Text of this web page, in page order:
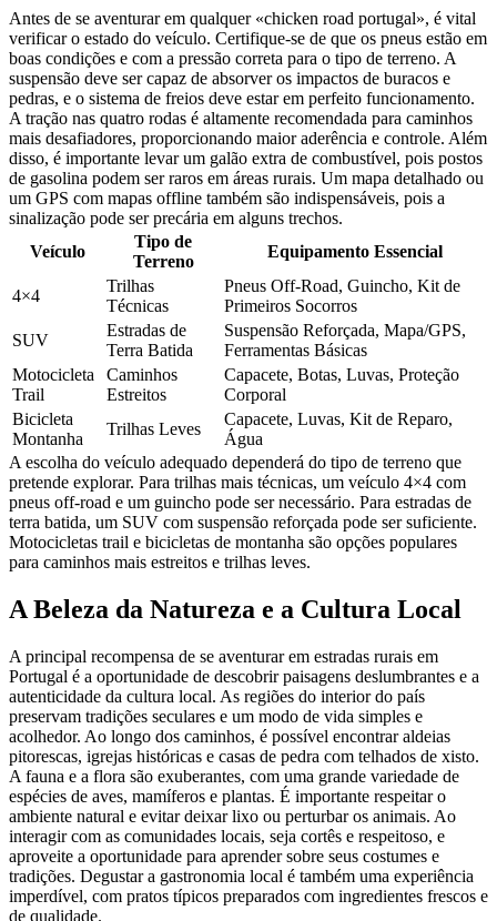
Antes de se aventurar em qualquer «chicken road portugal», é vital
verificar o estado do veículo. Certifique-se de que os pneus estão em
boas condições e com a pressão correta para o tipo de terreno. A
suspensão deve ser capaz de absorver os impactos de buracos e
pedras, e o sistema de freios deve estar em perfeito funcionamento.
A tração nas quatro rodas é altamente recomendada para caminhos
mais desafiadores, proporcionando maior aderência e controle. Além
disso, é importante levar um galão extra de combustível, pois postos
de gasolina podem ser raros em áreas rurais. Um mapa detalhado ou
um GPS com mapas offline também são indispensáveis, pois a
sinalização pode ser precária em alguns trechos.
Veículo
Tipo de
Terreno
Equipamento Essencial
4×4
Trilhas
Técnicas
Pneus Off-Road, Guincho, Kit de
Primeiros Socorros
SUV
Estradas de
Terra Batida
Suspensão Reforçada, Mapa/GPS,
Ferramentas Básicas
Motocicleta
Trail
Caminhos
Estreitos
Capacete, Botas, Luvas, Proteção
Corporal
Bicicleta
Montanha
Trilhas Leves
Capacete, Luvas, Kit de Reparo,
Água
A escolha do veículo adequado dependerá do tipo de terreno que
pretende explorar. Para trilhas mais técnicas, um veículo 4×4 com
pneus off-road e um guincho pode ser necessário. Para estradas de
terra batida, um SUV com suspensão reforçada pode ser suficiente.
Motocicletas trail e bicicletas de montanha são opções populares
para caminhos mais estreitos e trilhas leves.
A Beleza da Natureza e a Cultura Local
A principal recompensa de se aventurar em estradas rurais em
Portugal é a oportunidade de descobrir paisagens deslumbrantes e a
autenticidade da cultura local. As regiões do interior do país
preservam tradições seculares e um modo de vida simples e
acolhedor. Ao longo dos caminhos, é possível encontrar aldeias
pitorescas, igrejas históricas e casas de pedra com telhados de xisto.
A fauna e a flora são exuberantes, com uma grande variedade de
espécies de aves, mamíferos e plantas. É importante respeitar o
ambiente natural e evitar deixar lixo ou perturbar os animais. Ao
interagir com as comunidades locais, seja cortês e respeitoso, e
aproveite a oportunidade para aprender sobre seus costumes e
tradições. Degustar a gastronomia local é também uma experiência
imperdível, com pratos típicos preparados com ingredientes frescos e
de qualidade.